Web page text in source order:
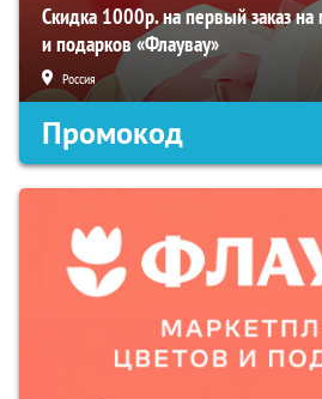
Скидка 1000р. на первый заказ на
и подарков «Флаувау»
Россия
Промокод